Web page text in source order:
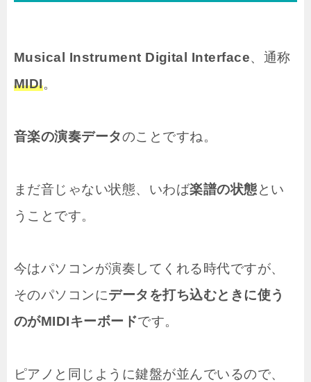
Musical Instrument Digital Interface、通称
MIDI。
音楽の演奏データのことですね。
まだ音じゃない状態、いわば楽譜の状態とい
うことです。
今はパソコンが演奏してくれる時代ですが、
そのパソコンにデータを打ち込むときに使う
のがMIDIキーボードです。
ピアノと同じように鍵盤が並んでいるので、